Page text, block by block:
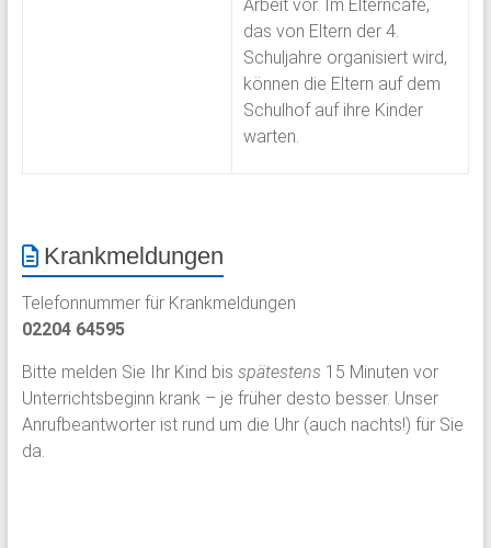
Arbeit vor. Im Elterncafe,
das von Eltern der 4.
Schuljahre organisiert wird,
können die Eltern auf dem
Schulhof auf ihre Kinder
warten.
Krankmeldungen
Telefonnummer für Krankmeldungen
02204 64595
Bitte melden Sie Ihr Kind bis spätestens 15 Minuten vor
Unterrichtsbeginn krank – je früher desto besser. Unser
Anrufbeantworter ist rund um die Uhr (auch nachts!) für Sie
da.